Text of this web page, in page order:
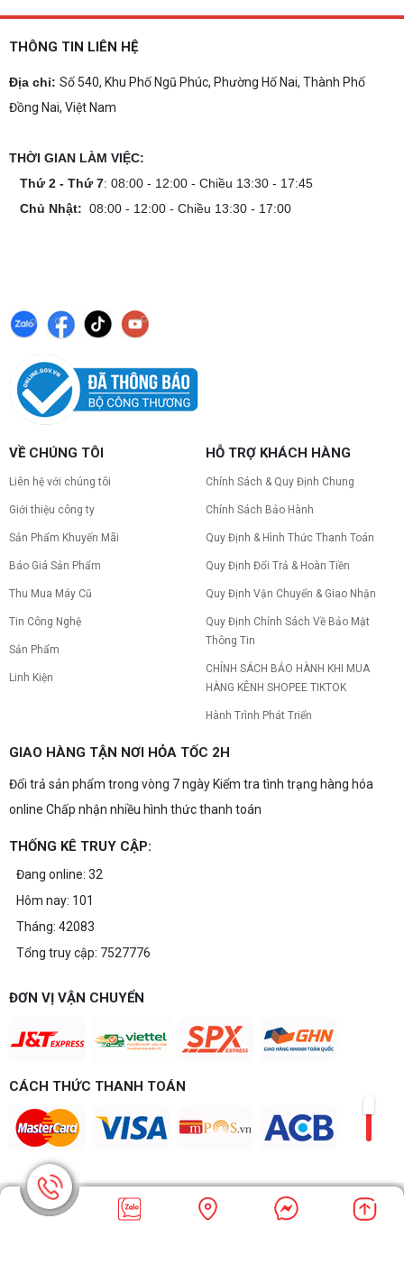
THÔNG TIN LIÊN HỆ
Địa chỉ: Số 540, Khu Phố Ngũ Phúc, Phường Hố Nai, Thành Phố
Đồng Nai, Việt Nam
THỜI GIAN LÀM VIỆC:
Thứ 2 - Thứ 7: 08:00 - 12:00 - Chiều 13:30 - 17:45
Chủ Nhật: 08:00 - 12:00 - Chiều 13:30 - 17:00
VỀ CHÚNG TÔI
Liên hệ với chúng tôi
Giới thiệu công ty
Sản Phẩm Khuyến Mãi
Báo Giá Sản Phẩm
Thu Mua Máy Cũ
Tin Công Nghệ
Sản Phẩm
Linh Kiện
HỖ TRỢ KHÁCH HÀNG
Chính Sách & Quy Định Chung
Chính Sách Bảo Hành
Quy Định & Hình Thức Thanh Toán
Quy Định Đổi Trả & Hoàn Tiền
Quy Định Vận Chuyển & Giao Nhận
Quy Định Chính Sách Về Bảo Mật
Thông Tin
CHÍNH SÁCH BẢO HÀNH KHI MUA
HÀNG KÊNH SHOPEE TIKTOK
Hành Trình Phát Triển
GIAO HÀNG TẬN NƠI HỎA TỐC 2H
Đổi trả sản phẩm trong vòng 7 ngày Kiểm tra tình trạng hàng hóa
online Chấp nhận nhiều hình thức thanh toán
THỐNG KÊ TRUY CẬP:
Đang online: 32
Hôm nay: 101
Tháng: 42083
Tổng truy cập: 7527776
ĐƠN VỊ VẬN CHUYỂN
CÁCH THỨC THANH TOÁN